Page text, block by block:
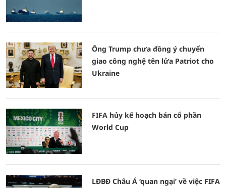
Ông Trump chưa đồng ý chuyển
giao công nghệ tên lửa Patriot cho
Ukraine
FIFA hủy kế hoạch bán cổ phần
World Cup
LĐBĐ Châu Á ‘quan ngại’ về việc FIFA